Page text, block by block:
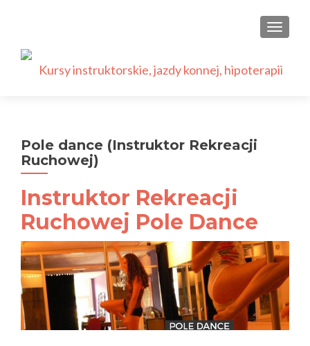
Pole dance (Instruktor Rekreacji
Ruchowej)
Instruktor Rekreacji
Ruchowej Pole Dance